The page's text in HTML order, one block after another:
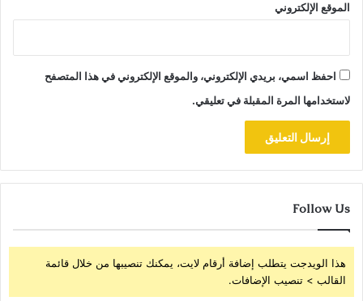
الموقع الإلكتروني
احفظ اسمي، بريدي الإلكتروني، والموقع الإلكتروني في هذا المتصفح
لاستخدامها المرة المقبلة في تعليقي.
Follow Us
هذا الويدجت يتطلب إضافة أرقام لايت، يمكنك تنصيبها من خلال قائمة
القالب > تنصيب الإضافات.